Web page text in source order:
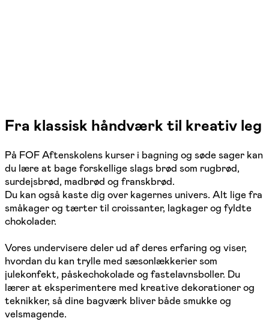
Fra klassisk håndværk til kreativ leg
På FOF Aftenskolens kurser i bagning og søde sager kan
du lære at bage forskellige slags brød som rugbrød,
surdejsbrød, madbrød og franskbrød.
Du kan også kaste dig over kagernes univers. Alt lige fra
småkager og tærter til croissanter, lagkager og fyldte
chokolader.
Vores undervisere deler ud af deres erfaring og viser,
hvordan du kan trylle med sæsonlækkerier som
julekonfekt, påskechokolade og fastelavnsboller. Du
lærer at eksperimentere med kreative dekorationer og
teknikker, så dine bagværk bliver både smukke og
velsmagende.